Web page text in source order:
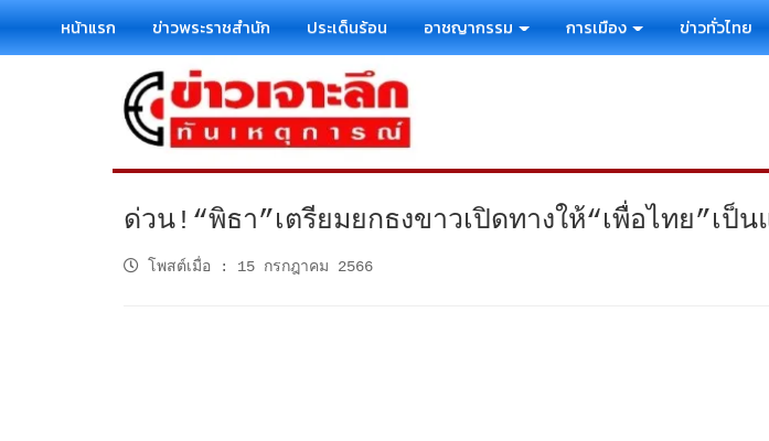
หน้าแรก ข่าวพระราชสำนัก ประเด็นร้อน อาชญากรรม การเมือง ข่าวทั่วไทย
ด่วน!“พิธา”เตรียมยกธงขาวเปิดทางให้“เพื่อไทย”เ
โพสต์เมื่อ : 15 กรกฎาคม 2566